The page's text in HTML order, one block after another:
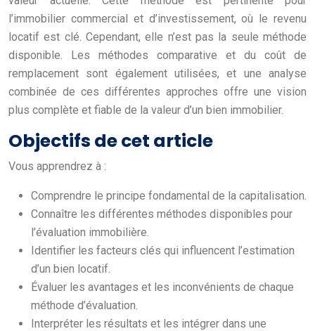
l’immobilier commercial et d’investissement, où le revenu
locatif est clé. Cependant, elle n’est pas la seule méthode
disponible. Les méthodes comparative et du coût de
remplacement sont également utilisées, et une analyse
combinée de ces différentes approches offre une vision
plus complète et fiable de la valeur d’un bien immobilier.
Objectifs de cet article
Vous apprendrez à :
Comprendre le principe fondamental de la capitalisation.
Connaître les différentes méthodes disponibles pour
l’évaluation immobilière.
Identifier les facteurs clés qui influencent l’estimation
d’un bien locatif.
Évaluer les avantages et les inconvénients de chaque
méthode d’évaluation.
Interpréter les résultats et les intégrer dans une